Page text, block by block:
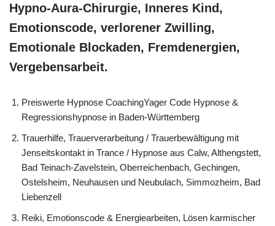
Hypno-Aura-Chirurgie, Inneres Kind,
Emotionscode, verlorener Zwilling,
Emotionale Blockaden, Fremdenergien,
Vergebensarbeit.
Preiswerte Hypnose CoachingYager Code Hypnose &
Regressionshypnose in Baden-Württemberg
Trauerhilfe, Trauerverarbeitung / Trauerbewältigung mit
Jenseitskontakt in Trance / Hypnose aus Calw, Althengstett,
Bad Teinach-Zavelstein, Oberreichenbach, Gechingen,
Ostelsheim, Neuhausen und Neubulach, Simmozheim, Bad
Liebenzell
Reiki, Emotionscode & Energiearbeiten, Lösen karmischer